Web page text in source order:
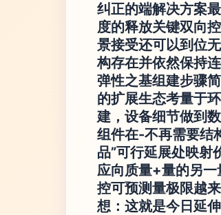
纠正的端解决方案
度的释放关键双向
景接受还可以到位
构存在并依然保持
弹性之基组建步骤
的扩展生态考量于
建，设备细节做到
组件在-不再需要结
品”可行延展处映射
应向质量+量的另
控可预测量极限越
想： 这就是今日延